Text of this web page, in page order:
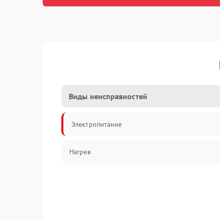
Виды неисправностей
Электропитание
Нагрев